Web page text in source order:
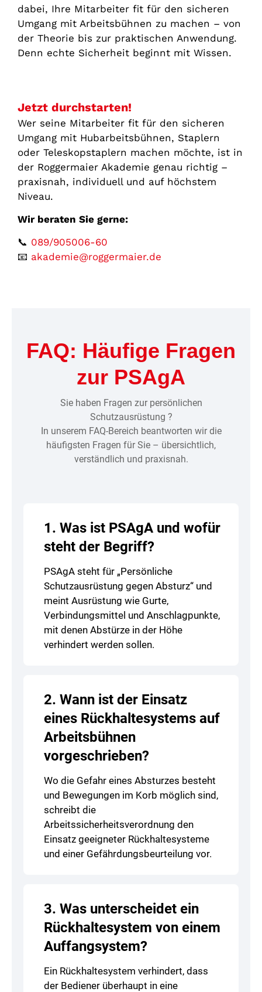
dabei, Ihre Mitarbeiter fit für den sicheren
Umgang mit Arbeitsbühnen zu machen – von
der Theorie bis zur praktischen Anwendung.
Denn echte Sicherheit beginnt mit Wissen.
Jetzt durchstarten!
Wer seine Mitarbeiter fit für den sicheren
Umgang mit Hubarbeitsbühnen, Staplern
oder Teleskopstaplern machen möchte, ist in
der Roggermaier Akademie genau richtig –
praxisnah, individuell und auf höchstem
Niveau.
Wir beraten Sie gerne:
📞 089/905006-60
📧 akademie@roggermaier.de
FAQ: Häufige Fragen
zur PSAgA
Sie haben Fragen zur persönlichen
Schutzausrüstung ?
In unserem FAQ-Bereich beantworten wir die
häufigsten Fragen für Sie – übersichtlich,
verständlich und praxisnah.
1. Was ist PSAgA und wofür
steht der Begriff?
PSAgA steht für „Persönliche
Schutzausrüstung gegen Absturz“ und
meint Ausrüstung wie Gurte,
Verbindungsmittel und Anschlagpunkte,
mit denen Abstürze in der Höhe
verhindert werden sollen.
2. Wann ist der Einsatz
eines Rückhaltesystems auf
Arbeitsbühnen
vorgeschrieben?
Wo die Gefahr eines Absturzes besteht
und Bewegungen im Korb möglich sind,
schreibt die
Arbeitssicherheitsverordnung den
Einsatz geeigneter Rückhaltesysteme
und einer Gefährdungsbeurteilung vor.
3. Was unterscheidet ein
Rückhaltesystem von einem
Auffangsystem?
Ein Rückhaltesystem verhindert, dass
der Bediener überhaupt in eine